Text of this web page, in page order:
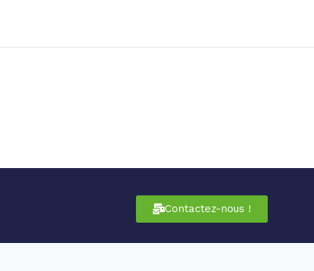
Contactez-nous !